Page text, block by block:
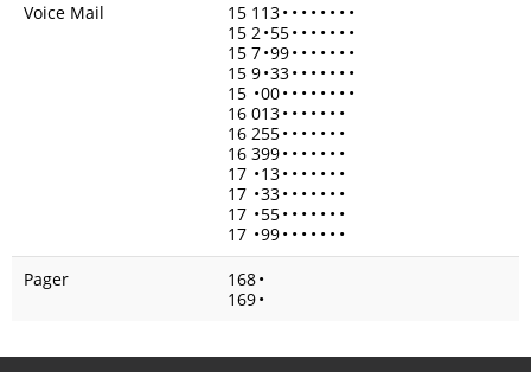
Voice Mail
15 113• • • • • • • •
15 2•55• • • • • • •
15 7•99• • • • • • •
15 9•33• • • • • • •
15 •00• • • • • • • •
16 013• • • • • • •
16 255• • • • • • •
16 399• • • • • • •
17 •13• • • • • • •
17 •33• • • • • • •
17 •55• • • • • • •
17 •99• • • • • • •
Pager
168•
169•